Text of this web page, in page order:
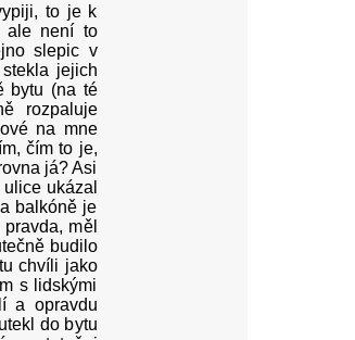
to je k
ale není to
slepic v
jejich
bytu (na té
rozpaluje
na mne
čím to je,
já? Asi
ukázal
balkóně je
měl
budilo
chvíli jako
s lidskými
a opravdu
do bytu